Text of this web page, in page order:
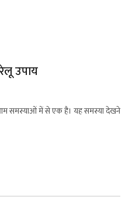
उपाय
समस्याओं में से एक है। यह समस्या देखने